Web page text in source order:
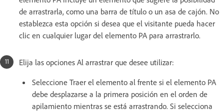
de arrastrarla, como una barra de título o un asa de cajón. No
establezca esta opción si desea que el visitante pueda hacer
clic en cualquier lugar del elemento PA para arrastrarlo.
Elija las opciones Al arrastrar que desee utilizar:
Seleccione Traer el elemento al frente si el elemento PA
debe desplazarse a la primera posición en el orden de
apilamiento mientras se está arrastrando. Si selecciona